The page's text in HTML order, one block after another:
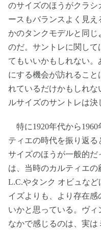
のサイズのほうがクラ
ースもバランスよく見
かのタンクモデルと同じ
のだ。サントレに関して
てもいいかもしれない。
にする機会が訪れるこ
れているだけかもしれ
ルサイズのサントレは決
特に1920年代から
ティエの時代を振り返
サイズのほうが一般的
は、当時のカルティエ
L.C.やタンク オビュな
イズよりも、より存在
いかと思っている。ヴ
なかで感じるのは、実は